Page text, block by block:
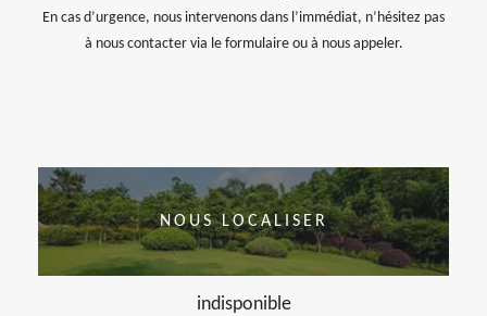
En cas d’urgence, nous intervenons dans l’immédiat, n’hésitez pas
à nous contacter via le formulaire ou à nous appeler.
NOUS LOCALISER
indisponible